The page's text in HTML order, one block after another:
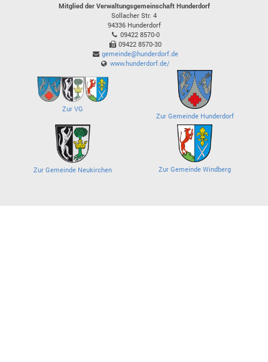
Mitglied der Verwaltungsgemeinschaft Hunderdorf
Sollacher Str. 4
94336 Hunderdorf
09422 8570-0
09422 8570-30
gemeinde@hunderdorf.de
www.hunderdorf.de/
Zur VG
Zur Gemeinde Hunderdorf
Zur Gemeinde Neukirchen Zur Gemeinde Windberg